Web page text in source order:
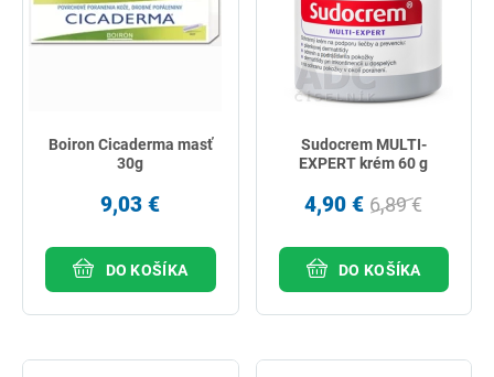
Boiron Cicaderma masť
30g
9,03 €
DO KOŠÍKA
Sudocrem MULTI-
EXPERT krém 60 g
4,90 € 6,89 €
DO KOŠÍKA